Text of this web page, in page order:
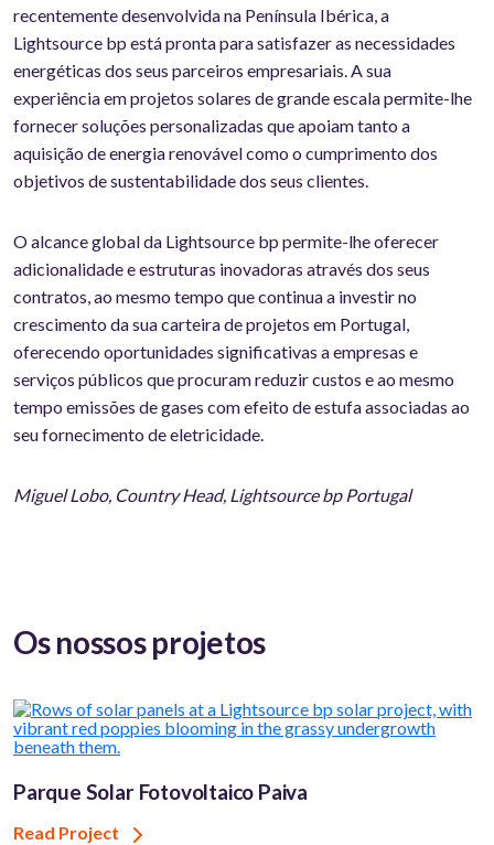
recentemente desenvolvida na Península Ibérica, a
Lightsource bp está pronta para satisfazer as necessidades
energéticas dos seus parceiros empresariais. A sua
experiência em projetos solares de grande escala permite-lhe
fornecer soluções personalizadas que apoiam tanto a
aquisição de energia renovável como o cumprimento dos
objetivos de sustentabilidade dos seus clientes.
O alcance global da Lightsource bp permite-lhe oferecer
adicionalidade e estruturas inovadoras através dos seus
contratos, ao mesmo tempo que continua a investir no
crescimento da sua carteira de projetos em Portugal,
oferecendo oportunidades significativas a empresas e
serviços públicos que procuram reduzir custos e ao mesmo
tempo emissões de gases com efeito de estufa associadas ao
seu fornecimento de eletricidade.
Miguel Lobo, Country Head, Lightsource bp Portugal
Os nossos projetos
Parque Solar Fotovoltaico Paiva
Read Project